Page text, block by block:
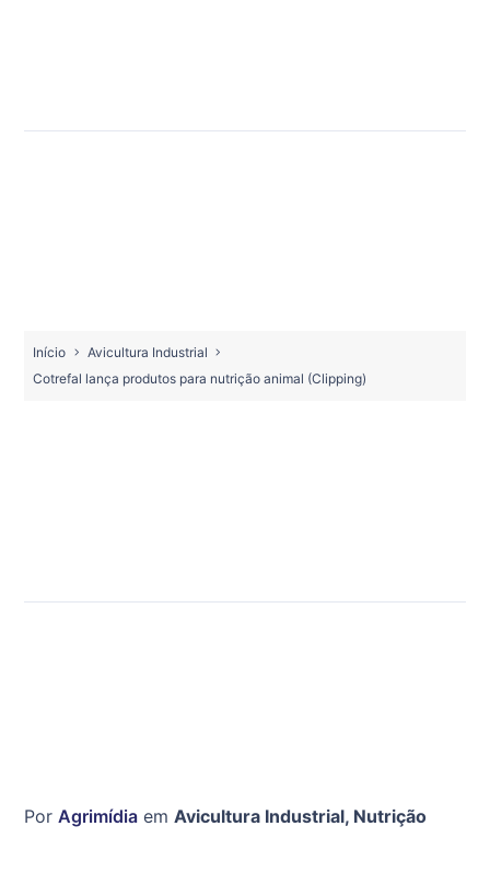
Início
Avicultura Industrial
Cotrefal lança produtos para nutrição animal (Clipping)
Por Agrimídia em Avicultura Industrial, Nutrição